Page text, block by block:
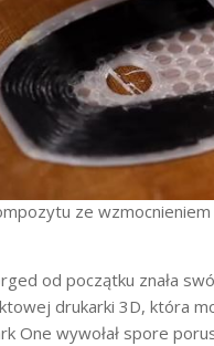
ze
od początku znała
drukarki 3D, która
One wywołał spore